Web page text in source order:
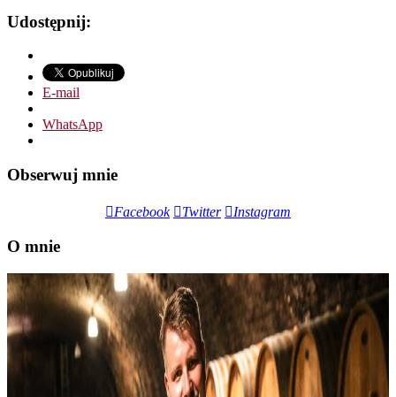
Udostępnij:
E-mail
WhatsApp
Obserwuj mnie
Facebook Twitter Instagram
O mnie